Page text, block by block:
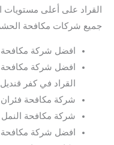
القراد على أعلى مستويات
جميع شركات مكافحة
افضل شركة
افضل شركة
القراد في كفر
شركة مكافحة
شركة مكافحة
افضل شركة